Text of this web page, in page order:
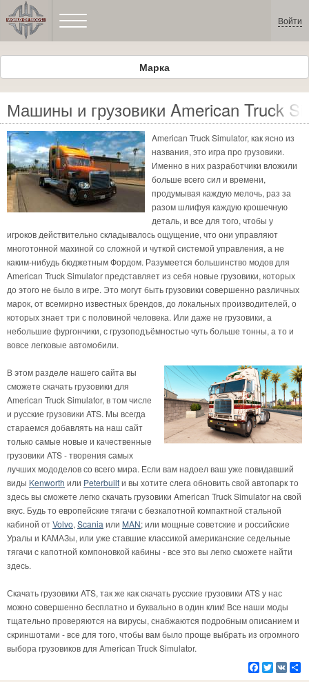
Войти
Марка
Машины и грузовики American Truck
American Truck Simulator, как ясно из
названия, это игра про грузовики.
Именно в них разработчики вложили
больше всего сил и времени,
продумывая каждую мелочь, раз за
разом шлифуя каждую крошечную
деталь, и все для того, чтобы у
игроков действительно складывалось ощущение, что они управляют
многотонной махиной со сложной и чуткой системой управления, а не
каким-нибудь бюджетным Фордом. Разумеется большинство модов для
American Truck Simulator представляет из себя новые грузовики, которых
до этого не было в игре. Это могут быть грузовики совершенно различных
марок, от всемирно известных брендов, до локальных производителей, о
которых знает три с половиной человека. Или даже не грузовики, а
небольшие фургончики, с грузоподъёмностью чуть больше тонны, а то и
вовсе легковые автомобили.
В этом разделе нашего сайта вы
сможете скачать грузовики для
American Truck Simulator, в том числе
и русские грузовики ATS. Мы всегда
стараемся добавлять на наш сайт
только самые новые и качественные
грузовики ATS - творения самых
лучших мододелов со всего мира. Если вам надоел ваш уже повидавший
виды Kenworth или Peterbuiltи вы хотите слега обновить свой автопарк то
здесь вы сможете легко скачать грузовики American Truck Simulator на свой
вкус. Будь то европейские тягачи с безкапотной компактной стальной
кабиной отVolvo, Scania или MAN; или мощные советские и российские
Уралы и КАМАЗы, или уже ставшие классикой американские седельные
тягачи с капотной компоновкой кабины - все это вы легко сможете найти
здесь.
Скачать грузовики ATS, так же как скачать русские грузовики ATS у нас
можно совершенно бесплатно и буквально в один клик! Все наши моды
тщательно проверяются на вирусы, снабжаются подробным описанием и
скриншотами - все для того, чтобы вам было проще выбрать из огромного
выбора грузовиков для American Truck Simulator.
Facebook
Twitter
VK